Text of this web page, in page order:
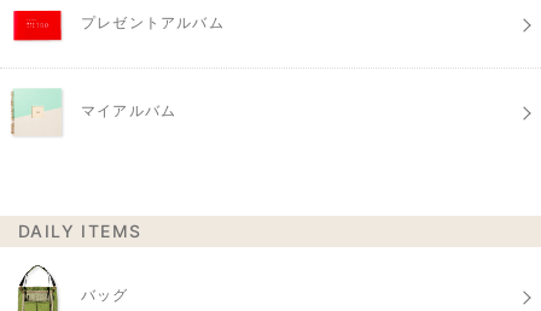
プレゼントアルバム
マイアルバム
DAILY ITEMS
バッグ